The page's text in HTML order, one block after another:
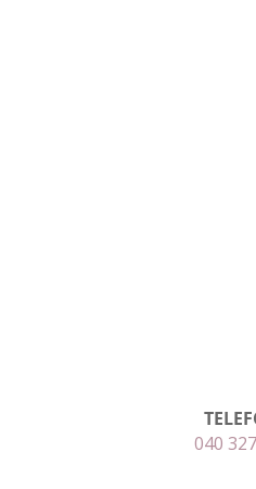
040